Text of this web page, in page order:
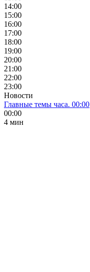
14:00
15:00
16:00
17:00
18:00
19:00
20:00
21:00
22:00
23:00
Новости
Главные темы часа. 00:00
00:00
4 мин